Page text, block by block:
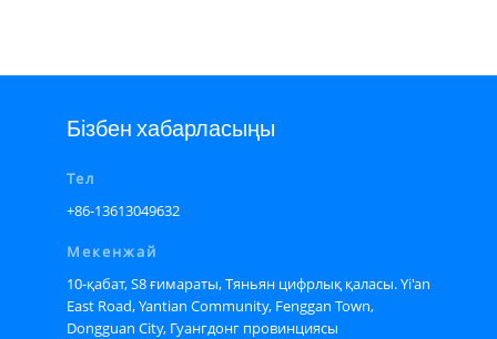
Бізбен хабарласыңы
Тел
+86-13613049632
Мекенжай
10-қабат, S8 ғимараты, Тяньян цифрлық қаласы. Yi'an
East Road, Yantian Community, Fenggan Town,
Dongguan City, Гуангдонг провинциясы